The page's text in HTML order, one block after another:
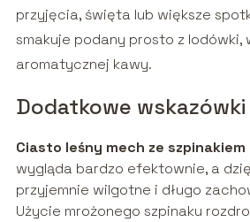
przyjęcia, święta lub większe
smakuje podany prosto z
aromatycznej kawy.
Dodatkowe
Ciasto leśny mech ze
wygląda bardzo efektownie, a
przyjemnie wilgotne i długo
Użycie mrożonego szpinaku